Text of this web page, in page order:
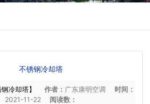
不锈钢冷却塔
钢冷却塔】 作者： 广东康明空调
时间：
2021-11-22
阅读数：